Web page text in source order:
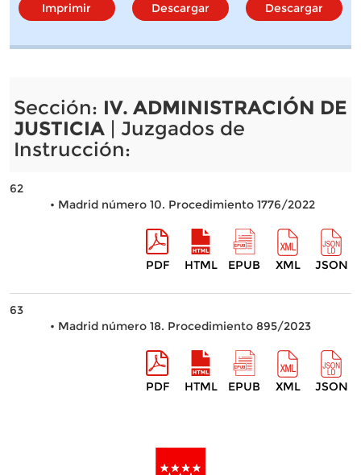
Imprimir Descargar Descargar
Sección: IV. ADMINISTRACIÓN DE
JUSTICIA| Juzgados de
Instrucción:
62
• Madrid número 10. Procedimiento 1776/2022
PDF HTML EPUB XML JSON
63
• Madrid número 18. Procedimiento 895/2023
PDF HTML EPUB XML JSON